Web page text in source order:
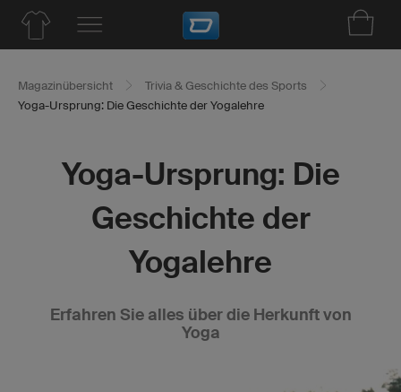
Magazinübersicht
Trivia & Geschichte des Sports
Yoga-Ursprung: Die Geschichte der Yogalehre
Yoga-Ursprung: Die
Geschichte der
Yogalehre
Erfahren Sie alles über die Herkunft von
Yoga